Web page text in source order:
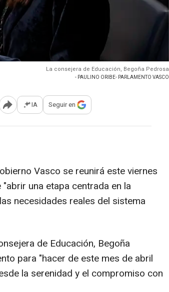
La consejera de Educación, Begoña Pedrosa
- PAULINO ORIBE- PARLAMENTO VASCO
Abrir opciones para compartir
IA Seguir en
Vasco se reunirá este viernes
una etapa centrada en la
necesidades reales del sistema
de Educación, Begoña
para "hacer de este mes de abril
la serenidad y el compromiso con